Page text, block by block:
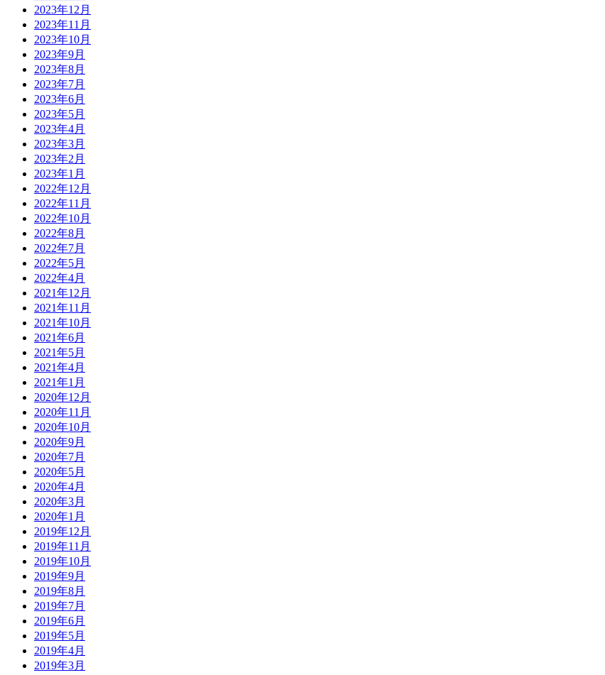
2023年12月
2023年11月
2023年10月
2023年9月
2023年8月
2023年7月
2023年6月
2023年5月
2023年4月
2023年3月
2023年2月
2023年1月
2022年12月
2022年11月
2022年10月
2022年8月
2022年7月
2022年5月
2022年4月
2021年12月
2021年11月
2021年10月
2021年6月
2021年5月
2021年4月
2021年1月
2020年12月
2020年11月
2020年10月
2020年9月
2020年7月
2020年5月
2020年4月
2020年3月
2020年1月
2019年12月
2019年11月
2019年10月
2019年9月
2019年8月
2019年7月
2019年6月
2019年5月
2019年4月
2019年3月